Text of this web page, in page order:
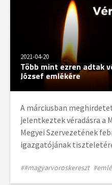
2021-04-20
Több mint ezren adtak
József emlékére
A márciusban
jelentkeztek véradásra a
Megyei Szervezetének
igazgatójának
##magyarvoroskereszt